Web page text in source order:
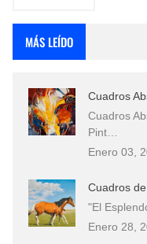
MÁS LEÍDO
Cuadros
Cuadros
Pint…
Enero 03,
Cuadros
"El
Enero 28,